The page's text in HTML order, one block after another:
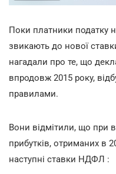
Поки платники податку
звикають до нової
нагадали про те, що
впродовж 2015 року,
правилами.
Вони відмітили, що при
прибутків, отриманих в
наступні ставки НДФЛ :